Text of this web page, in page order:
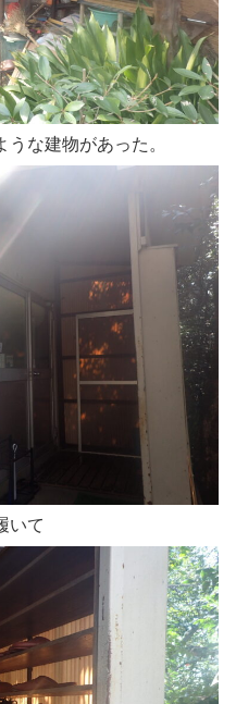
な建物があった。
いて